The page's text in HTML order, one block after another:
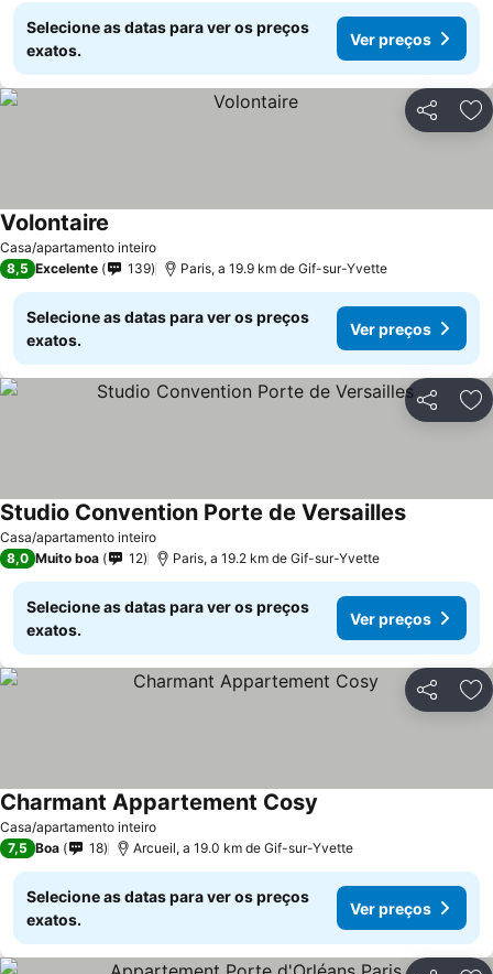
Selecione as datas para ver os preços
exatos.
Ver preços
Partilhar
Casa/apartamento inteiro
Volontaire
8,5 Excelente 139 Paris, a 19.9 km de Gif-sur-Yvette
Selecione as datas para ver os preços
exatos.
Ver preços
Partilhar
Casa/apartamento inteiro
Studio Convention Porte de VersaillesVer
8,0 Muito boa 12 Paris, a 19.2 km de Gif-sur-Yvette
Selecione as datas para ver os preços
exatos.
Ver preços
Partilhar
Casa/apartamento inteiro
Charmant Appartement Cosy
7,5 Boa 18 Arcueil, a 19.0 km de Gif-sur-Yvette
Selecione as datas para ver os preços
exatos.
Ver preços